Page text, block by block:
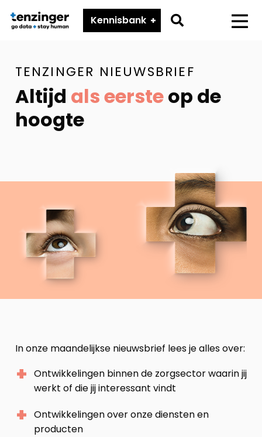
Tenzinger
Kennisbank
Go
page
TENZINGER NIEUWSBRIEF
Altijd als eersteop de
hoogte
In onze maandelijkse nieuwsbrief lees je alles over:
Ontwikkelingen binnen de zorgsector waarin jij
werkt of die jij interessant vindt
Ontwikkelingen over onze diensten en
producten